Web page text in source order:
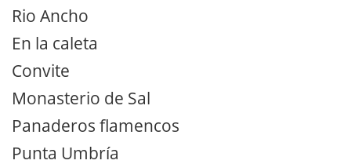
Rio Ancho
En la caleta
Convite
Monasterio de Sal
Panaderos flamencos
Punta Umbría